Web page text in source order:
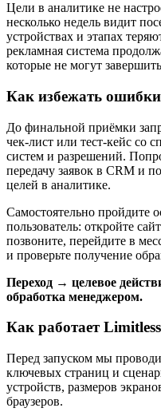
Цели в аналитике не
несколько недель видит
устройствах и этапах
рекламная система
которые не могут
Как избежать ошибки
До финальной приёмки
чек-лист или тест-кейс со
систем и разрешений.
передачу заявок в CRM и
целей в аналитике.
Самостоятельно пройдите
пользователь: откройте
позвоните, перейдите в
и проверьте получение
Переход → целевое
обработка менеджером.
Как работает
Перед запуском мы
ключевых страниц и
устройств, размеров
браузеров.